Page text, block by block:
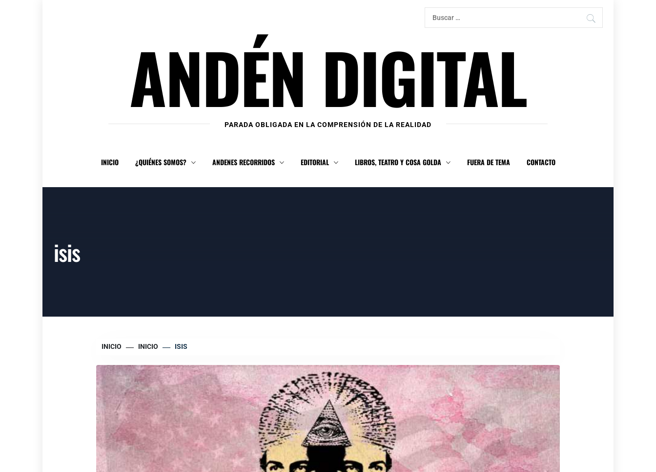
Buscar:
ANDÉN DIGITAL
PARADA OBLIGADA EN LA COMPRENSIÓN DE LA REALIDAD
INICIO ¿QUIÉNES SOMOS? ANDENES RECORRIDOS EDITORIAL LIBROS, TEATRO Y COSA GOLDA FUERA DE TEMA CONTACTO
isis
INICIO INICIO ISIS